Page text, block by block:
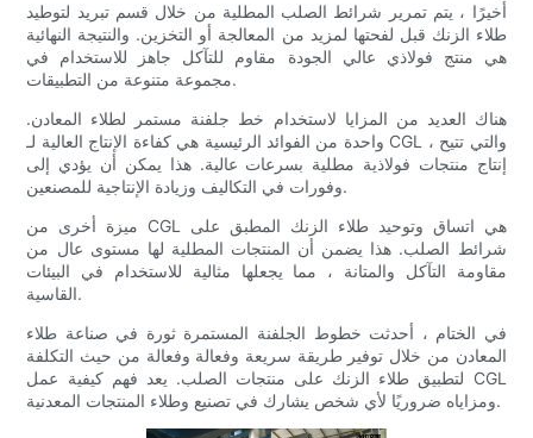
أخيرًا ، يتم تمرير شرائط الصلب المطلية من خلال قسم تبريد لتوطيد
طلاء الزنك قبل لفحتها لمزيد من المعالجة أو التخزين. والنتيجة النهائية
هي منتج فولاذي عالي الجودة مقاوم للتآكل جاهز للاستخدام في
مجموعة متنوعة من التطبيقات.
هناك العديد من المزايا لاستخدام خط جلفنة مستمر لطلاء المعادن.
واحدة من الفوائد الرئيسية هي كفاءة الإنتاج العالية لـ CGL ، والتي تتيح
إنتاج منتجات فولاذية مطلية بسرعات عالية. هذا يمكن أن يؤدي إلى
وفورات في التكاليف وزيادة الإنتاجية للمصنعين.
ميزة أخرى من CGL هي اتساق وتوحيد طلاء الزنك المطبق على
شرائط الصلب. هذا يضمن أن المنتجات المطلية لها مستوى عال من
مقاومة التآكل والمتانة ، مما يجعلها مثالية للاستخدام في البيئات
القاسية.
في الختام ، أحدثت خطوط الجلفنة المستمرة ثورة في صناعة طلاء
المعادن من خلال توفير طريقة سريعة وفعالة وفعالة من حيث التكلفة
لتطبيق طلاء الزنك على منتجات الصلب. يعد فهم كيفية عمل CGL
ومزاياه ضروريًا لأي شخص يشارك في تصنيع وطلاء المنتجات المعدنية.